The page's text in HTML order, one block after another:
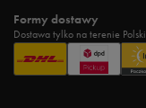
Formy dostawy
Dostawa tylko na terenie Polski